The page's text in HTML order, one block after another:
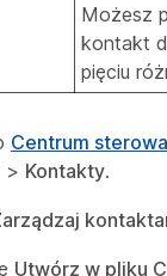
Możesz
kontakt
pięciu
Centrum
> Kontakty.
Utwórz w pliku